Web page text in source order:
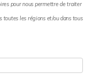
pour nous permettre de traiter
toutes les régions et/ou dans tous